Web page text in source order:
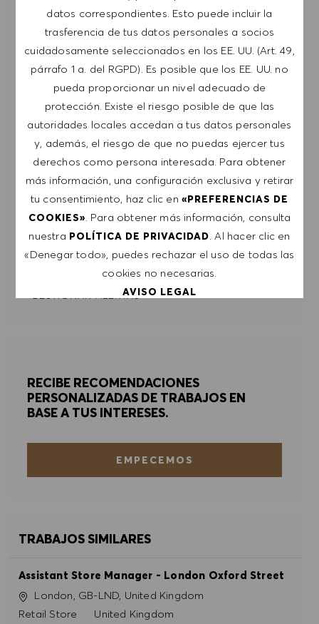
datos correspondientes. Esto puede incluir la
trasferencia de tus datos personales a socios
cuidadosamente seleccionados en los EE. UU. (Art. 49,
párrafo 1 a. del RGPD). Es posible que los EE. UU. no
pueda proporcionar un nivel adecuado de
protección. Existe el riesgo posible de que las
autoridades locales accedan a tus datos personales
y, además, el riesgo de que no puedas ejercer tus
derechos como persona interesada. Para obtener
más información, una configuración exclusiva y retirar
tu consentimiento, haz clic en«PREFERENCIAS DE
COOKIES». Para obtener más información, consulta
nuestra POLÍTICA DE PRIVACIDAD. Al hacer clic en
«Denegar todo», puedes rechazar el uso de todas las
cookies no necesarias.
AVISO LEGAL
PREFERENCIAS DE COOKIES
NOTA: Al suscribirme, consiento recibir
comunicaciones por correo electrónico con
ofertas de trabajo de HUGO BOSS, invitaciones
a eventos y otros temas profesionales de los
que puedo darme de baja en cualquier
momento, por ejemplo, haciendo clic en el
enlace presente en los mensajes de correo
electrónico. Acepto que mis datos personales se
procesen conforme a la
POLÍTICA DE
Introducir dirección de correo electrónico (obligatorio)
ENVIAR
GESTIONAR ALERTAS
RECIBE RECOMENDACIONES
PERSONALIZADAS DE TRABAJOS EN
BASE A TUS INTERESES.
EMPECEMOS
TRABAJOS SIMILARES
Assistant Store Manager - London Oxford Street
Ubicación
London, GB-LND, United Kingdom
Categoría
Retail Store United Kingdom